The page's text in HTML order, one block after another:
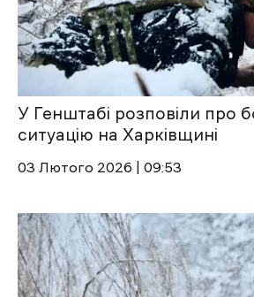
У Генштабі розповіли про
ситуацію на Харківщині
03 Лютого 2026 | 09:53